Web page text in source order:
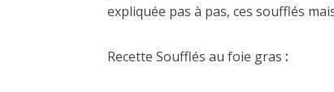
expliquée pas à pas, ces soufflés
Recette Soufflés au foie gras :